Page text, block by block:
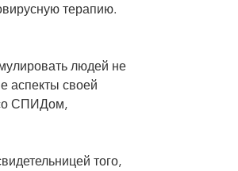
терапию.
людей не
аспекты своей
СПИДом,
того,